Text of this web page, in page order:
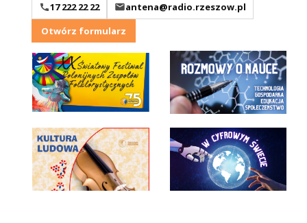
17 222 22 22
antena@radio.rzeszow.pl
Otwórz formularz